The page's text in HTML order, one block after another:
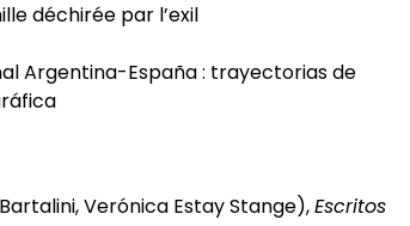
déchirée par l’exil
Argentina-España : trayectorias de
Verónica Estay Stange),Escritos